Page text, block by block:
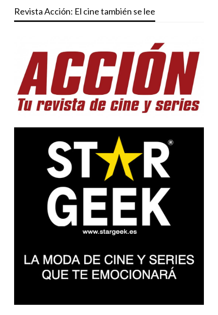
Revista Acción: El cine también se lee